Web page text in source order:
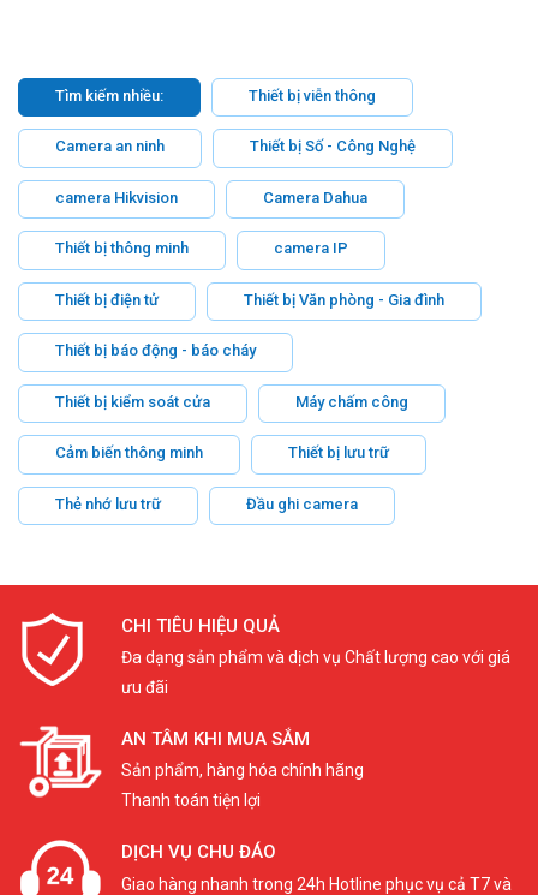
Tìm kiếm nhiều: Thiết bị viễn thông
Camera an ninh Thiết bị Số - Công Nghệ
camera Hikvision Camera Dahua
Thiết bị thông minh camera IP
Thiết bị điện tử Thiết bị Văn phòng - Gia đình
Thiết bị báo động - báo cháy
Thiết bị kiểm soát cửa Máy chấm công
Cảm biến thông minh Thiết bị lưu trữ
Thẻ nhớ lưu trữ Đầu ghi camera
CHI TIÊU HIỆU QUẢ
Đa dạng sản phẩm và dịch vụ Chất lượng cao với giá
ưu đãi
AN TÂM KHI MUA SẮM
Sản phẩm, hàng hóa chính hãng
Thanh toán tiện lợi
DỊCH VỤ CHU ĐÁO
Giao hàng nhanh trong 24h Hotline phục vụ cả T7 và